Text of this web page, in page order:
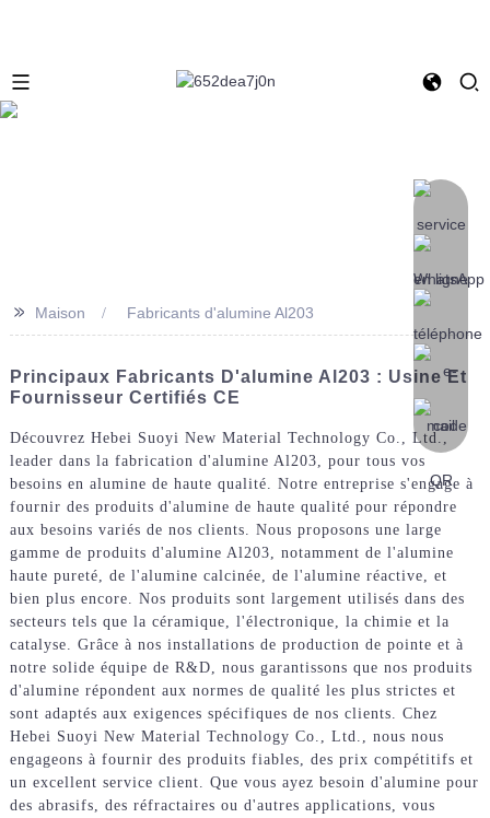
>> Maison Fabricants d'alumine Al203
Principaux Fabricants D'alumine Al203 : Usine Et
Fournisseur Certifiés CE
Découvrez Hebei Suoyi New Material Technology Co., Ltd.,
leader dans la fabrication d'alumine Al203, pour tous vos
besoins en alumine de haute qualité. Notre entreprise s'engage à
fournir des produits d'alumine de haute qualité pour répondre
aux besoins variés de nos clients. Nous proposons une large
gamme de produits d'alumine Al203, notamment de l'alumine
haute pureté, de l'alumine calcinée, de l'alumine réactive, et
bien plus encore. Nos produits sont largement utilisés dans des
secteurs tels que la céramique, l'électronique, la chimie et la
catalyse. Grâce à nos installations de production de pointe et à
notre solide équipe de R&D, nous garantissons que nos produits
d'alumine répondent aux normes de qualité les plus strictes et
sont adaptés aux exigences spécifiques de nos clients. Chez
Hebei Suoyi New Material Technology Co., Ltd., nous nous
engageons à fournir des produits fiables, des prix compétitifs et
un excellent service client. Que vous ayez besoin d'alumine pour
des abrasifs, des réfractaires ou d'autres applications, vous